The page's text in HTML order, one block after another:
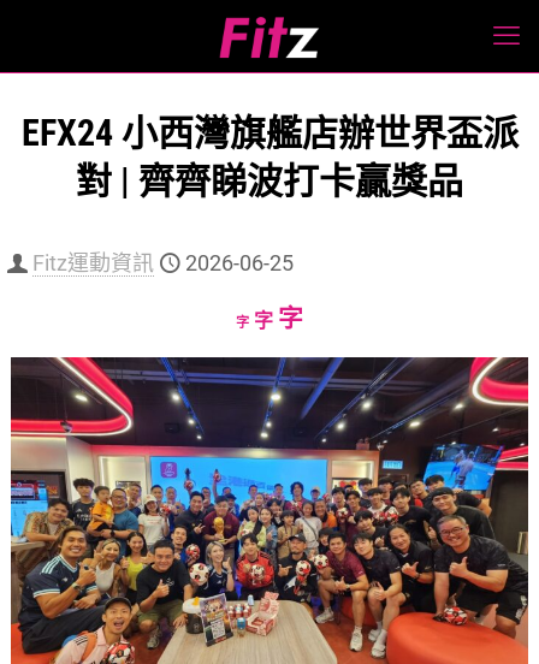
EFX24 小西灣旗艦店辦世界盃派
對 | 齊齊睇波打卡贏獎品
Fitz運動資訊 2026-06-25
字Decrease
size.
字Reset
size.
字Increase
size.